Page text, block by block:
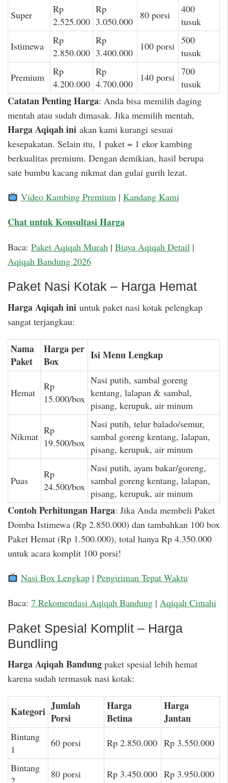
Super
Rp
2.525.000
Rp
3.050.000
80 porsi
400
tusuk
Istimewa
Rp
2.850.000
Rp
3.400.000
100 porsi 500
tusuk
Premium
Rp
4.200.000
Rp
4.700.000
140 porsi 700
tusuk
Catatan Penting Harga: Anda bisa memilih daging
mentah atau sudah dimasak. Jika memilih mentah,
Harga Aqiqah ini akan kami kurangi sesuai
kesepakatan. Selain itu, 1 paket = 1 ekor kambing
berkualitas premium. Dengan demikian, hasil berupa
sate bumbu kacang nikmat dan gulai gurih lezat.
Video Kambing Premium| Kandang Kami
Chat untuk Konsultasi Harga
Baca: Paket Aqiqah Murah | Biaya Aqiqah Detail |
Aqiqah Bandung 2026
Paket Nasi Kotak – Harga Hemat
Harga Aqiqah ini untuk paket nasi kotak pelengkap
sangat terjangkau:
Nama
Paket
Harga per
Box
Isi Menu Lengkap
Hemat
Rp
15.000/box
Nasi putih, sambal goreng
kentang, lalapan & sambal,
pisang, kerupuk, air minum
Nikmat
Rp
19.500/box
Nasi putih, telur balado/semur,
sambal goreng kentang, lalapan,
pisang, kerupuk, air minum
Puas
Rp
24.500/box
Nasi putih, ayam bakar/goreng,
sambal goreng kentang, lalapan,
pisang, kerupuk, air minum
Contoh Perhitungan Harga: Jika Anda membeli Paket
Domba Istimewa (Rp 2.850.000) dan tambahkan 100 box
Paket Hemat (Rp 1.500.000), total hanya Rp 4.350.000
untuk acara komplit 100 porsi!
Nasi Box Lengkap| Pengiriman Tepat Waktu
Baca: 7 Rekomendasi Aqiqah Bandung | Aqiqah Cimahi
Paket Spesial Komplit – Harga
Bundling
Harga Aqiqah Bandung paket spesial lebih hemat
karena sudah termasuk nasi kotak:
Kategori Jumlah
Porsi
Harga
Betina
Harga
Jantan
Bintang
1
60 porsi Rp 2.850.000 Rp 3.550.000
Bintang
2
80 porsi Rp 3.450.000 Rp 3.950.000